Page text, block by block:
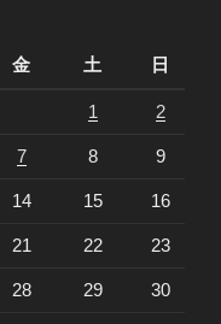
金 土 日
1 2
7 8 9
14 15 16
21 22 23
28 29 30